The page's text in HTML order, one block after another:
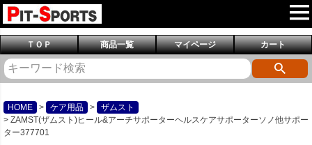
ＴＯＰ 商品一覧 マイページ カート
HOME ケア用品
ザムスト
ZAMST(ザムスト)ヒール&アーチサポーターヘルスケアサポーターソノ他サポー
ター377701